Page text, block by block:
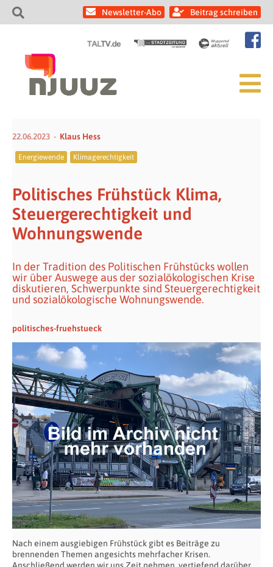
Newsletter-Abo Beitrag schreiben
22.06.2023 Klaus Hess
Energiewende Klimagerechtigkeit
Politisches Frühstück Klima,
Steuergerechtigkeit und
Wohnungswende
In der Tradition des Politischen Frühstücks wollen
wir über Auswege aus der sozialökologischen Krise
diskutieren, Schwerpunkte sind Steuergerechtigkeit
und sozialökologische Wohnungswende.
politisches-fruehstueck
Nach einem ausgiebigen Frühstück gibt es Beiträge zu
brennenden Themen angesichts mehrfacher Krisen.